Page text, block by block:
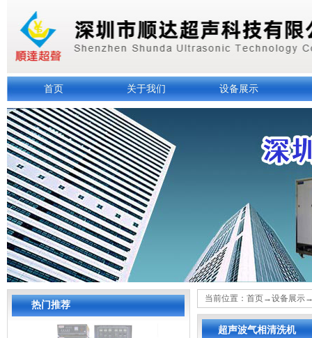
首页 关于我们 设备展示
热门推荐
当前位置： 首页→设备展示
超声波气相清洗机